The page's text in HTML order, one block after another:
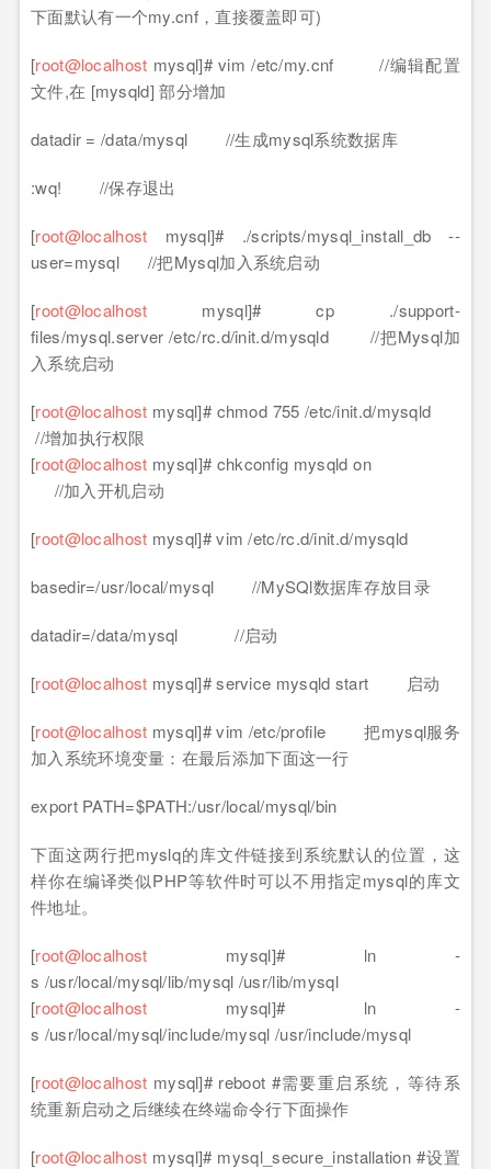
下面默认有一个my.cnf，直接覆盖即可)
[root@localhost mysql]# vim /etc/my.cnf //编辑配置
文件,在 [mysqld] 部分增加
datadir = /data/mysql //生成mysql系统数据库
:wq! //保存退出
[root@localhost mysql]# ./scripts/mysql_install_db --
user=mysql //把Mysql加入系统启动
[root@localhost mysql]# cp ./support-
files/mysql.server /etc/rc.d/init.d/mysqld //把Mysql加
入系统启动
[root@localhost mysql]# chmod 755 /etc/init.d/mysqld
//增加执行权限
[root@localhost mysql]# chkconfig mysqld on
//加入开机启动
[root@localhost mysql]# vim /etc/rc.d/init.d/mysqld
basedir=/usr/local/mysql //MySQl数据库存放目录
datadir=/data/mysql //启动
[root@localhost mysql]# service mysqld start 启动
[root@localhost mysql]# vim /etc/profile 把mysql服务
加入系统环境变量：在最后添加下面这一行
export PATH=$PATH:/usr/local/mysql/bin
下面这两行把myslq的库文件链接到系统默认的位置，这
样你在编译类似PHP等软件时可以不用指定mysql的库文
件地址。
[root@localhost mysql]# ln -
s /usr/local/mysql/lib/mysql /usr/lib/mysql
[root@localhost mysql]# ln -
s /usr/local/mysql/include/mysql /usr/include/mysql
[root@localhost mysql]# reboot #需要重启系统，等待系
统重新启动之后继续在终端命令行下面操作
[root@localhost mysql]# mysql_secure_installation #设置